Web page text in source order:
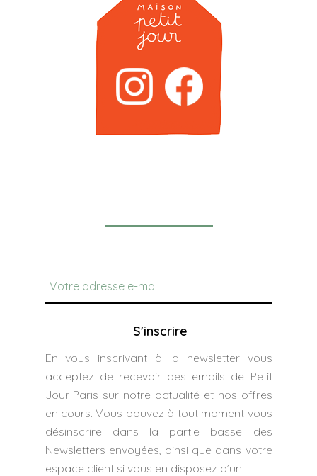
S'inscrire
En vous inscrivant à la newsletter vous
acceptez de recevoir des emails de Petit
Jour Paris sur notre actualité et nos offres
en cours. Vous pouvez à tout moment vous
désinscrire dans la partie basse des
Newsletters envoyées, ainsi que dans votre
espace client si vous en disposez d’un.